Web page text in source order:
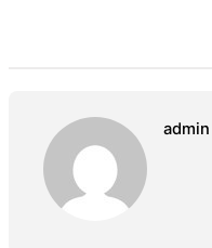
admin